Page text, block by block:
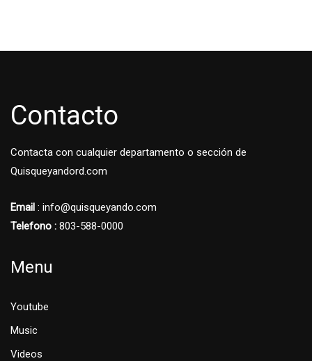
Contacto
Contacta con cualquier departamento o sección de
Quisqueyandord.com
Email : info@quisqueyando.com
Telefono : 803-588-0000
Menu
Youtube
Music
Videos